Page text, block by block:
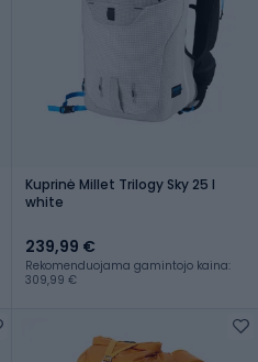
Kuprinė Millet Trilogy Sky 25 l
white
239,99 €
Rekomenduojama gamintojo kaina:
309,99 €